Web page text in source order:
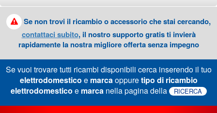
Se non trovi il ricambio o accessorio che stai cercando,
contattaci subito, il nostro supporto gratis ti invierà
rapidamente la nostra migliore offerta senza impegno
Se vuoi trovare tutti ricambi disponibili cerca inserendo il tuo
elettrodomestico e marcaoppuretipo di ricambio
elettrodomestico e marcanella pagina della RICERCA